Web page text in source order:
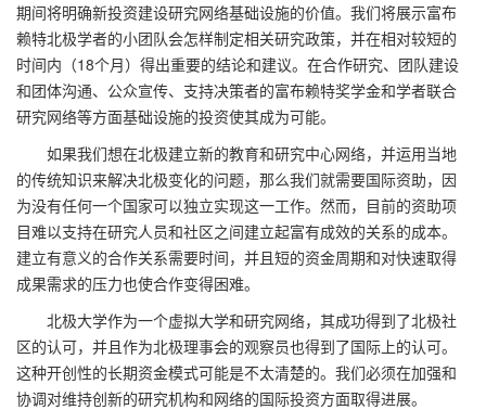
期间将明确新投资建设研究网络基础设施的价值。我们将展示富布
赖特北极学者的小团队会怎样制定相关研究政策，并在相对较短的
时间内（18个月）得出重要的结论和建议。在合作研究、团队建设
和团体沟通、公众宣传、支持决策者的富布赖特奖学金和学者联合
研究网络等方面基础设施的投资使其成为可能。
如果我们想在北极建立新的教育和研究中心网络，并运用当地
的传统知识来解决北极变化的问题，那么我们就需要国际资助，因
为没有任何一个国家可以独立实现这一工作。然而，目前的资助项
目难以支持在研究人员和社区之间建立起富有成效的关系的成本。
建立有意义的合作关系需要时间，并且短的资金周期和对快速取得
成果需求的压力也使合作变得困难。
北极大学作为一个虚拟大学和研究网络，其成功得到了北极社
区的认可，并且作为北极理事会的观察员也得到了国际上的认可。
这种开创性的长期资金模式可能是不太清楚的。我们必须在加强和
协调对维持创新的研究机构和网络的国际投资方面取得进展。